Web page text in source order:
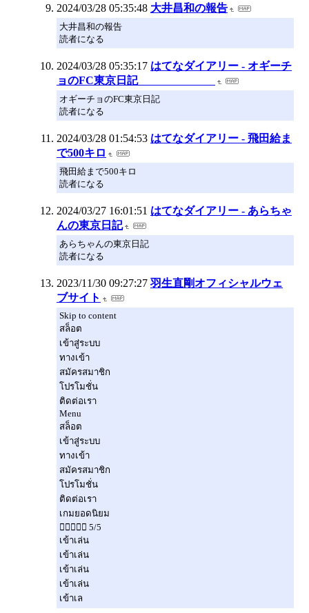
2024/03/28 05:35:48 大井昌和の報告
大井昌和の報告
読者になる
2024/03/28 05:35:17 はてなダイアリー - オギーチ
ョのFC東京日記
オギーチョのFC東京日記
読者になる
2024/03/28 01:54:53 はてなダイアリー - 飛田給ま
で500キロ
飛田給まで500キロ
読者になる
2024/03/27 16:01:51 はてなダイアリー - あらちゃ
んの東京日記
あらちゃんの東京日記
読者になる
2023/11/30 09:27:27 羽生直剛オフィシャルウェ
ブサイト
Skip to content
สล็อต
เข้าสู่ระบบ
ทางเข้า
สมัครสมาชิก
โปรโมชั่น
ติดต่อเรา
Menu
สล็อต
เข้าสู่ระบบ
ทางเข้า
สมัครสมาชิก
โปรโมชั่น
ติดต่อเรา
เกมยอดนิยม
 5/5
เข้าเล่น
เข้าเล่น
เข้าเล่น
เข้าเล่น
เข้าเล